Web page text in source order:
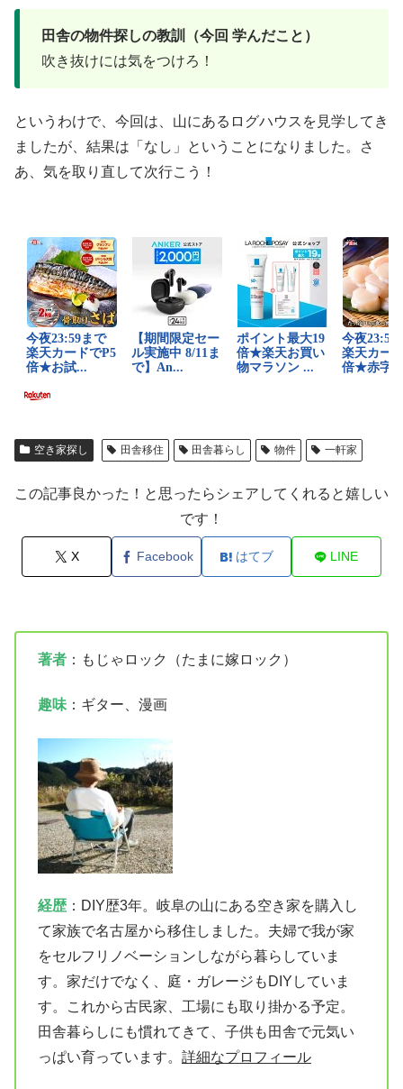
田舎の物件探しの教訓（今回 学んだこと）
吹き抜けには気をつけろ！
というわけで、今回は、山にあるログハウスを見学してき
ましたが、結果は「なし」ということになりました。さ
あ、気を取り直して次行こう！
空き家探し 田舎移住 田舎暮らし 物件 一軒家
この記事良かった！と思ったらシェアしてくれると嬉しい
です！
X Facebook はてブ LINE
著者 ：もじゃロック（たまに嫁ロック）
趣味：ギター、漫画
経歴 ：DIY歴3年。岐阜の山にある空き家を購入し
て家族で名古屋から移住しました。夫婦で我が家
をセルフリノベーションしながら暮らしていま
す。家だけでなく、庭・ガレージもDIYしていま
す。これから古民家、工場にも取り掛かる予定。
田舎暮らしにも慣れてきて、子供も田舎で元気い
っぱい育っています。 詳細なプロフィール